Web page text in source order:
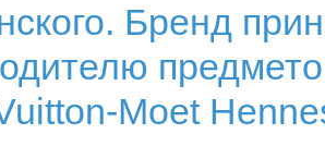
Бренд
Moet